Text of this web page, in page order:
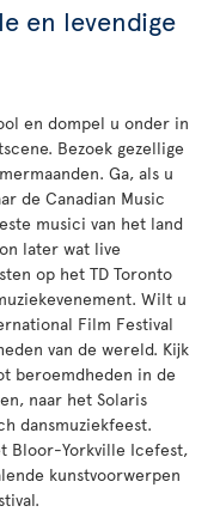
en levendige
en dompel u onder in
Bezoek gezellige
Ga, als u
de Canadian Music
musici van het land
later wat live
op het TD Toronto
Wilt u
Film Festival
van de wereld. Kijk
beroemdheden in de
naar het Solaris
dansmuziekfeest.
Bloor-Yorkville Icefest,
kunstvoorwerpen